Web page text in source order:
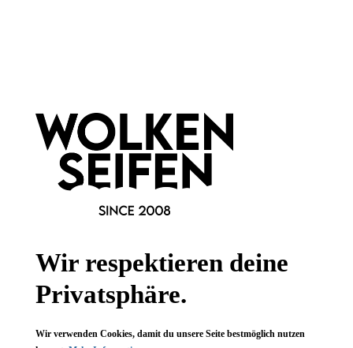
Informationen
Gesetzliche Informationen
FAQWir respektieren deine
Privatsphäre.
Wir verwenden Cookies, damit du unsere Seite bestmöglich nutzen